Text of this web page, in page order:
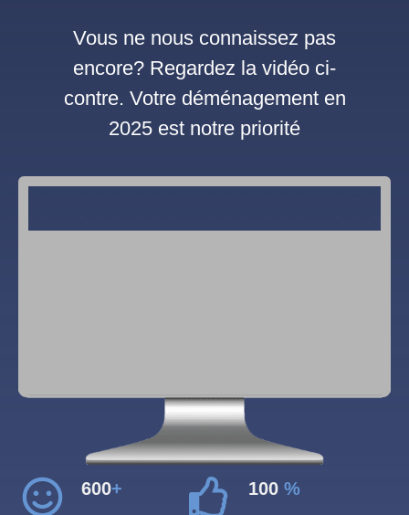
Vous ne nous connaissez pas
encore? Regardez la vidéo ci-
contre. Votre déménagement en
2025 est notre priorité
600+ 100%